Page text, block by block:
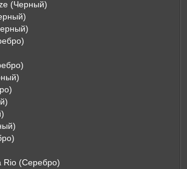
(Черный)
Rio (Серебро)